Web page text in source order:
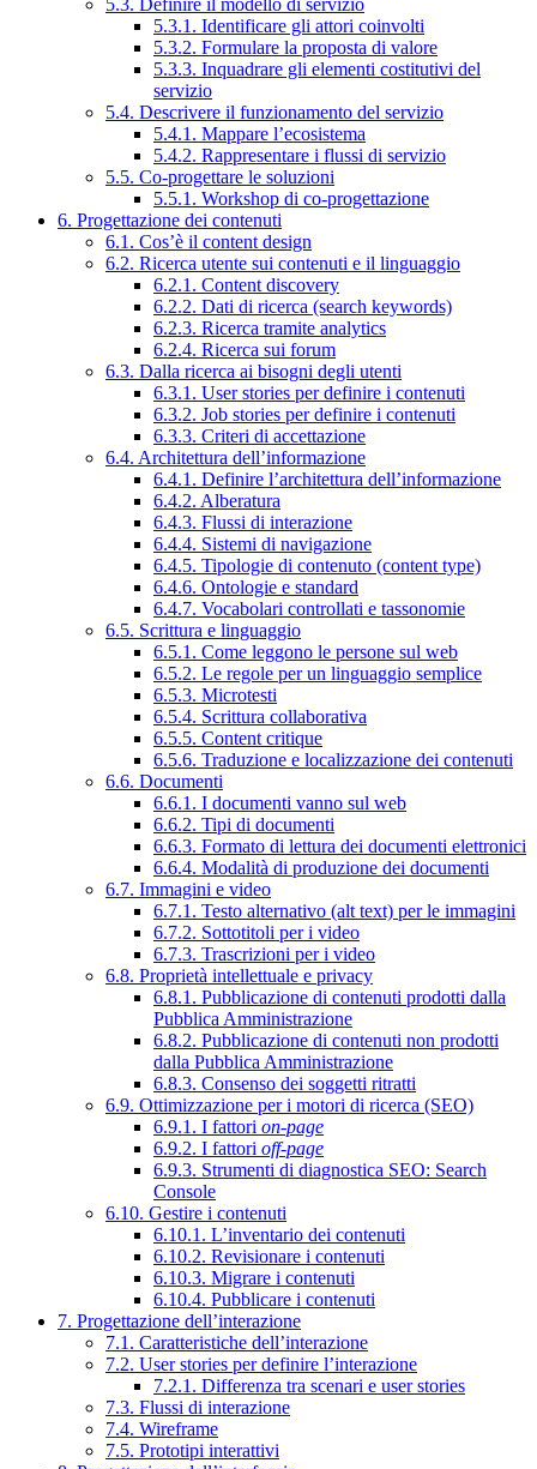
5.3.1. Identificare gli attori coinvolti
5.3.2. Formulare la proposta di valore
5.3.3. Inquadrare gli elementi costitutivi del
servizio
5.4. Descrivere il funzionamento del servizio
5.4.1. Mappare l’ecosistema
5.4.2. Rappresentare i flussi di servizio
5.5. Co-progettare le soluzioni
5.5.1. Workshop di co-progettazione
6. Progettazione dei contenuti
6.1. Cos’è il content design
6.2. Ricerca utente sui contenuti e il linguaggio
6.2.1. Content discovery
6.2.2. Dati di ricerca (search keywords)
6.2.3. Ricerca tramite analytics
6.2.4. Ricerca sui forum
6.3. Dalla ricerca ai bisogni degli utenti
6.3.1. User stories per definire i contenuti
6.3.2. Job stories per definire i contenuti
6.3.3. Criteri di accettazione
6.4. Architettura dell’informazione
6.4.1. Definire l’architettura dell’informazione
6.4.2. Alberatura
6.4.3. Flussi di interazione
6.4.4. Sistemi di navigazione
6.4.5. Tipologie di contenuto (content type)
6.4.6. Ontologie e standard
6.4.7. Vocabolari controllati e tassonomie
6.5. Scrittura e linguaggio
6.5.1. Come leggono le persone sul web
6.5.2. Le regole per un linguaggio semplice
6.5.3. Microtesti
6.5.4. Scrittura collaborativa
6.5.5. Content critique
6.5.6. Traduzione e localizzazione dei contenuti
6.6. Documenti
6.6.1. I documenti vanno sul web
6.6.2. Tipi di documenti
6.6.3. Formato di lettura dei documenti elettronici
6.6.4. Modalità di produzione dei documenti
6.7. Immagini e video
6.7.1. Testo alternativo (alt text) per le immagini
6.7.2. Sottotitoli per i video
6.7.3. Trascrizioni per i video
6.8. Proprietà intellettuale e privacy
6.8.1. Pubblicazione di contenuti prodotti dalla
Pubblica Amministrazione
6.8.2. Pubblicazione di contenuti non prodotti
dalla Pubblica Amministrazione
6.8.3. Consenso dei soggetti ritratti
6.9. Ottimizzazione per i motori di ricerca (SEO)
6.9.1. I fattori on-page
6.9.2. I fattori off-page
6.9.3. Strumenti di diagnostica SEO: Search
Console
6.10. Gestire i contenuti
6.10.1. L’inventario dei contenuti
6.10.2. Revisionare i contenuti
6.10.3. Migrare i contenuti
6.10.4. Pubblicare i contenuti
7. Progettazione dell’interazione
7.1. Caratteristiche dell’interazione
7.2. User stories per definire l’interazione
7.2.1. Differenza tra scenari e user stories
7.3. Flussi di interazione
7.4. Wireframe
7.5. Prototipi interattivi